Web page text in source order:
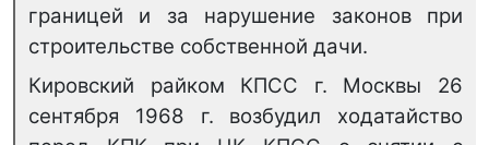
границей и за нарушение законов при
строительстве собственной дачи.
Кировский райком КПСС г. Москвы 26
сентября 1968 г. возбудил ходатайство